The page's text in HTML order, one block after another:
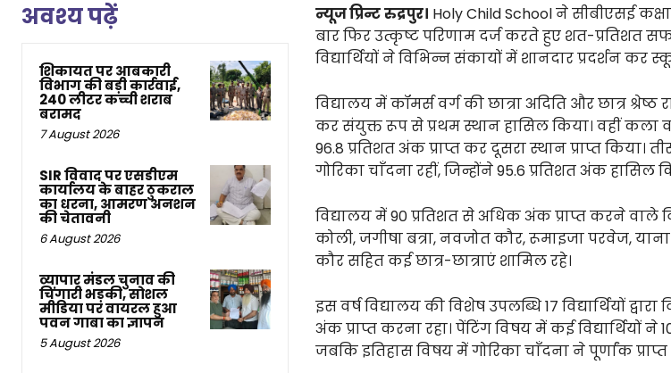
अवश्य पढ़ें
शिकायत पर आबकारी
विभाग की बड़ी कार्रवाई,
240 लीटर कच्ची शराब
बरामद
7 August 2026
SIR विवाद पर एसडीएम
कार्यालय के बाहर ठुकराल
का धरना, आमरण अनशन
की चेतावनी
6 August 2026
व्यापार मंडल चुनाव की
चिंगारी भड़की, सोशल
मीडिया पर वायरल हुआ
पवन गाबा का ज्ञापन
5 August 2026
न्यूज प्रिन्ट रुद्रपुर। Holy Child School ने सीबीएसई कक्षा
बार फिर उत्कृष्ट परिणाम दर्ज करते हुए शत-प्रतिशत
विद्यार्थियों ने विभिन्न संकायों में शानदार प्रदर्शन कर
विद्यालय में कॉमर्स वर्ग की छात्रा अदिति और छात्र श्रेष्ठ
कर संयुक्त रूप से प्रथम स्थान हासिल किया। वहीं कला
96.8 प्रतिशत अंक प्राप्त कर दूसरा स्थान प्राप्त किया।
गोरिका चाँदना रहीं, जिन्होंने 95.6 प्रतिशत अंक हासिल
विद्यालय में 90 प्रतिशत से अधिक अंक प्राप्त करने वाले
कोली, जगीषा बत्रा, नवजोत कौर, रूमाइजा परवेज,
कौर सहित कई छात्र-छात्राएं शामिल रहे।
इस वर्ष विद्यालय की विशेष उपलब्धि 17 विद्यार्थियों
अंक प्राप्त करना रहा। पेंटिंग विषय में कई विद्यार्थियों
जबकि इतिहास विषय में गोरिका चाँदना ने पूर्णांक